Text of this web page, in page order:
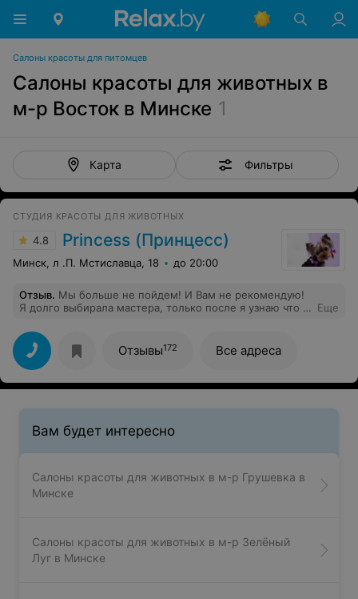
Салоны красоты для питомцев
Салоны красоты для животных в
м-р Восток в Минске 1
Карта Фильтры
СТУДИЯ КРАСОТЫ ДЛЯ ЖИВОТНЫХ
4.8 Princess (Принцесс)
Минск, л .П. Мстиславца, 18 до 20:00
Отзыв. Мы больше не пойдем! И Вам не рекомендую!
Я долго выбирала мастера, только после я узнаю что я
щенку забыли постричь, забыли подпилить, забыли
посадить щенка в его перевозку, которую специально
оставили, чтобы мог полежать отдохнуть . Очень
равнодушное отношение, не на совесть! Не оправдали
ожиданий! При том, что постигли хорошо, доверия нет,
стресс и тратя на это свое время.
Еще
Отзывы172 Все адреса
Вам будет интересно
Салоны красоты для животных в м-р Грушевка в
Минске
Салоны красоты для животных в м-р Зелёный
Луг в Минске